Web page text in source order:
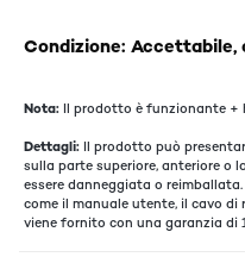
Condizione: Accettabile,
Nota: Il prodotto è funzionante +
Dettagli: Il prodotto può
sulla parte superiore, anteriore o
essere danneggiata o
come il manuale utente, il cavo
viene fornito con una garanzia di